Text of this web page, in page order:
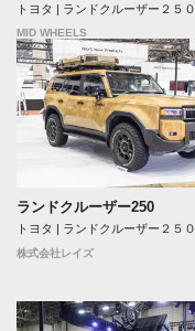
トヨタ | ランドクルーザー２５０
MID WHEELS
ランドクルーザー250
トヨタ | ランドクルーザー２５０
株式会社レイズ